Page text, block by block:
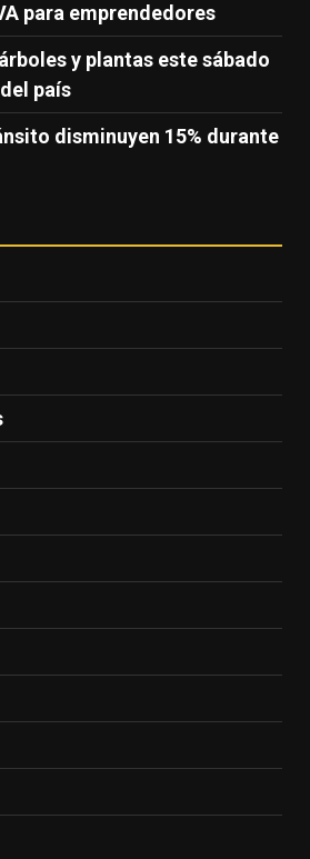
para emprendedores
y plantas este sábado
país
disminuyen 15% durante